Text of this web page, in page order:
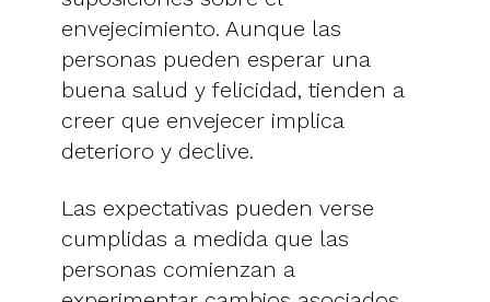
envejecimiento. Aunque las
personas pueden esperar una
buena salud y felicidad, tienden a
creer que envejecer implica
deterioro y declive.
Las expectativas pueden verse
cumplidas a medida que las
personas comienzan a